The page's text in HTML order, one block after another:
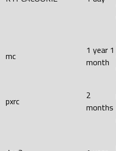
mc
1 year 1
month
pxrc
2
months